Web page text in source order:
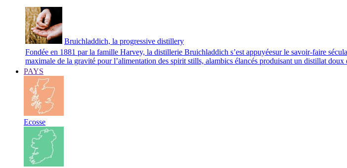
Bruichladdich, la progressive distillery
Fondée en 1881 par la famille Harvey, la distillerie Bruichladdich s’est appuyéesur le savoir-faire
maximale de la gravité pour l’alimentation des spirit stills, alambics élancés produisant un distillat
PAYS
Ecosse